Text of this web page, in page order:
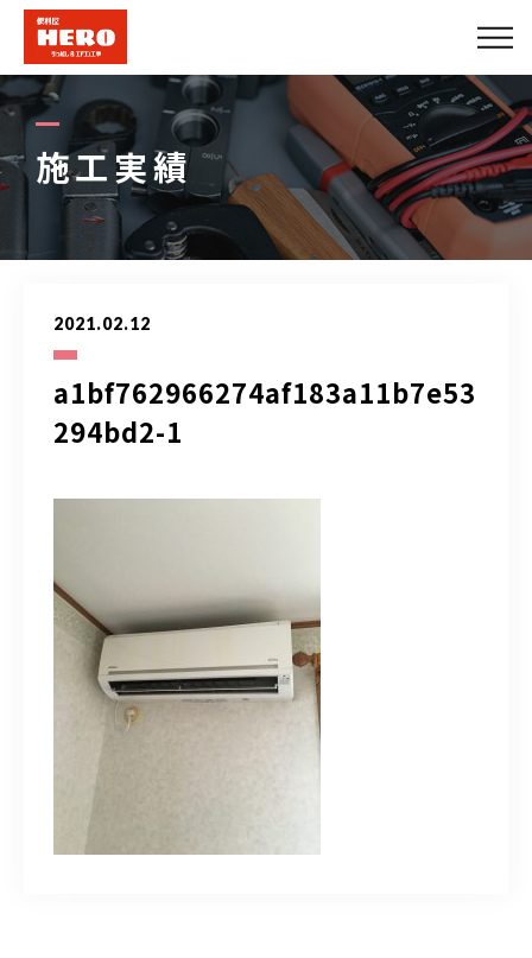
施工実績
2021.02.12
a1bf762966274af183a11b7e53
294bd2-1
会社概要
エアコンメニュー
便利屋メニュー
法人のお客様
080-9122-1616
受付時間 08：00～19：00